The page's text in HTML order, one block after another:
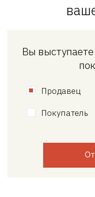
Вы
Продавец
Покупатель